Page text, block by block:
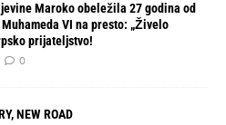
Maroko obeležila 27 godina od
VI na presto: „Živelo
prijateljstvo!
0
NEW ROAD